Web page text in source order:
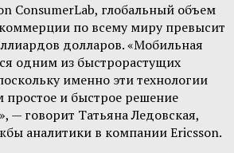
ConsumerLab, глобальный объем
по всему миру превысит
долларов. «Мобильная
одним из быстрорастущих
именно эти технологии
и быстрое решение
— говорит Татьяна Ледовская,
аналитики в компании Ericsson.